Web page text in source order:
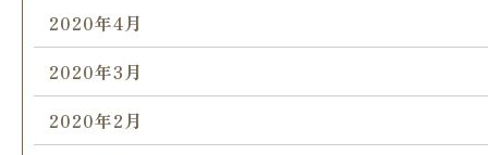
2020年4月
2020年3月
2020年2月